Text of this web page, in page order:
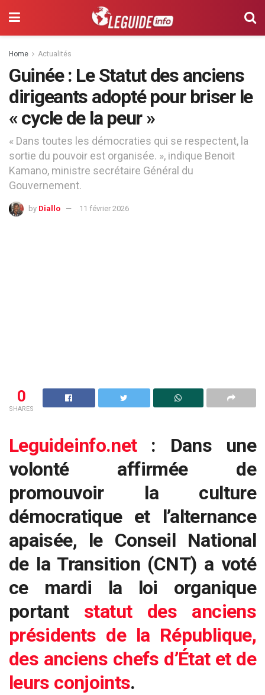
Home Actualités
Guinée : Le Statut des anciens
dirigeants adopté pour briser le
« cycle de la peur »
« Dans toutes les démocraties qui se respectent, la
sortie du pouvoir est organisée. », indique Benoit
Kamano, ministre secrétaire Général du
Gouvernement.
by Diallo 11 février 2026
0
SHARES
Leguideinfo.net: Dans une
volonté affirmée de
promouvoir la culture
démocratique et l’alternance
apaisée, le Conseil National
de la Transition (CNT) a voté
ce mardi la loi organique
portant statut des anciens
présidents de la République,
des anciens chefs d’État et de
leurs conjoints.